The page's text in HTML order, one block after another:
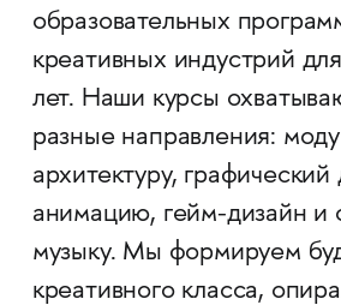
образовательных
креативных индустрий
лет. Наши курсы
разные направления:
архитектуру, графический
анимацию, гейм-дизайн и
музыку. Мы формируем
креативного класса,